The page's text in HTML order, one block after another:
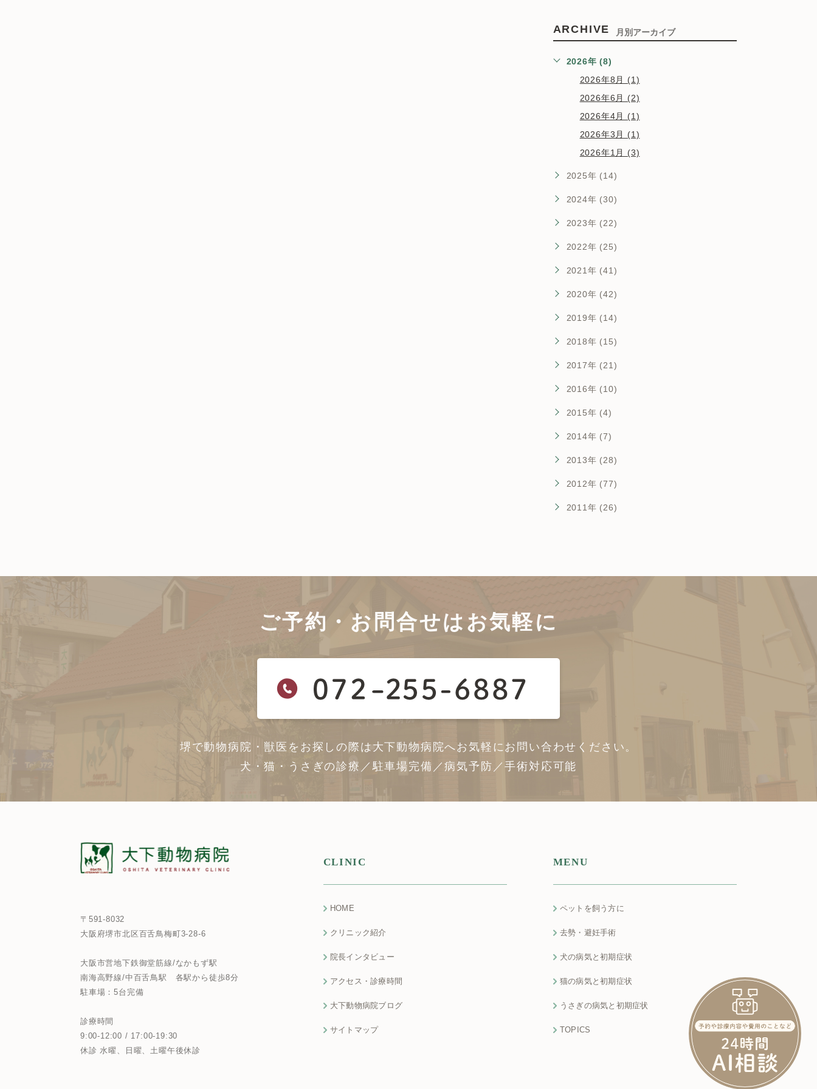
ARCHIVE 月別アーカイブ
2026年 (8)
2026年8月 (1)
2026年6月 (2)
2026年4月 (1)
2026年3月 (1)
2026年1月 (3)
2025年 (14)
2024年 (30)
2023年 (22)
2022年 (25)
2021年 (41)
2020年 (42)
2019年 (14)
2018年 (15)
2017年 (21)
2016年 (10)
2015年 (4)
2014年 (7)
2013年 (28)
2012年 (77)
2011年 (26)
ご予約・お問合せは お気軽に
堺で動物病院・獣医をお探しの際は大下動物病院へお気軽にお問い合わせください。
犬・猫・うさぎの診療／駐車場完備／病気予防／手術対応可能
〒591-8032
大阪府堺市北区百舌鳥梅町3-28-6
大阪市営地下鉄御堂筋線/なかもず駅
南海高野線/中百舌鳥駅 各駅から徒歩8分
駐車場：5台完備
診療時間
9:00-12:00 / 17:00-19:30
休診 水曜、日曜、土曜午後休診
CLINIC
HOME
クリニック紹介
院長インタビュー
アクセス・診療時間
大下動物病院ブログ
サイトマップ
MENU
ペットを飼う方に
去勢・避妊手術
犬の病気と初期症状
猫の病気と初期症状
うさぎの病気と初期症状
TOPICS